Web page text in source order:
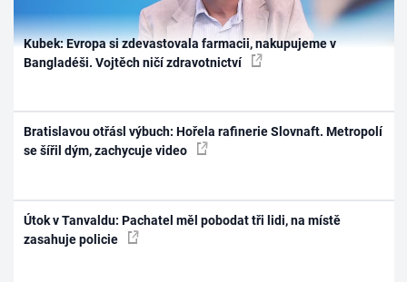
Kubek: Evropa si zdevastovala farmacii, nakupujeme v
Bangladéši. Vojtěch ničí zdravotnictví
Bratislavou otřásl výbuch: Hořela rafinerie Slovnaft. Metropolí
se šířil dým, zachycuje video
Útok v Tanvaldu: Pachatel měl pobodat tři lidi, na místě
zasahuje policie